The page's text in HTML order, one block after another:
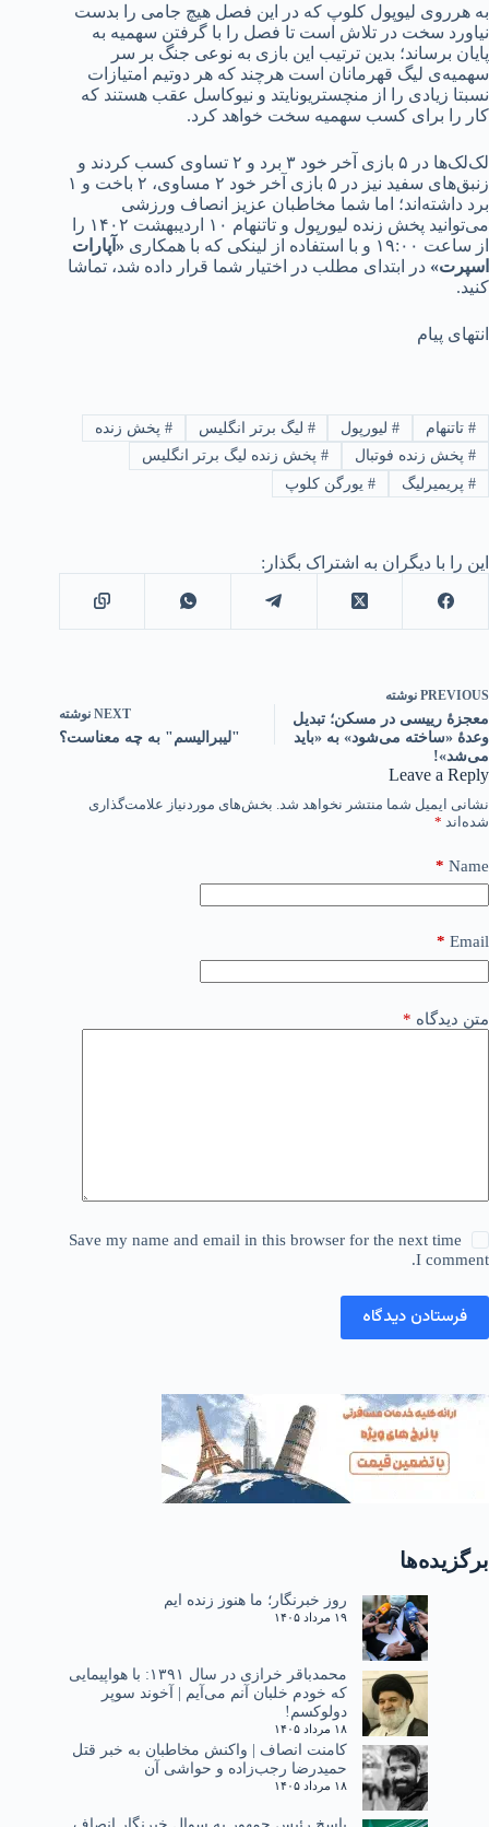
به هرروی لیوپول کلوپ که در این فصل هیچ جامی را بدست
نیاورد سخت در تلاش است تا فصل را با گرفتن سهمیه به
پایان برساند؛ بدین ترتیب این بازی به نوعی جنگ بر سر
سهمیه‎‌ی لیگ قهرمانان است هرچند که هر دوتیم امتیازات
نسبتا زیادی را از منچستریونایتد و نیوکاسل عقب هستند که
کار را برای کسب سهمیه سخت خواهد کرد.
لک‌لک‌ها در ۵ بازی آخر خود ۳ برد و ۲ تساوی کسب کردند و
زنبق‌های سفید نیز در ۵ بازی آخر خود ۲ مساوی، ۲ باخت و ۱
برد داشته‌اند؛ اما شما مخاطبان عزیز انصاف ورزشی
می‌توانید پخش زنده لیورپول و تاتنهام ۱۰ اردیبهشت ۱۴۰۲ را
از ساعت ۱۹:۰۰ و با استفاده از لینکی که با همکاری
«آپارات
اسپرت» در ابتدای مطلب در اختیار شما قرار داده شد، تماشا
کنید.
انتهای پیام
#تاتنهام #لیورپول # لیگ برتر انگلیس # پخش زنده
#پخش زنده فوتبال #پخش زنده لیگ برتر انگلیس
#پریمیرلیگ #یورگن کلوپ
این را با دیگران به اشتراک بگذار:
PREVIOUS نوشته
معجزۀ رییسی در مسکن؛ تبدیل
وعدۀ «ساخته می‌شود» به «باید
می‌شد»!
NEXT نوشته
"لیبرالیسم" به چه معناست؟
Leave a Reply
نشانی ایمیل شما منتشر نخواهد شد. بخش‌های موردنیاز علامت‌گذاری
شده‌اند *
Name
*
Email
*
متن دیدگاه *
Save my name and email in this browser for the next time
I comment.
فرستادن دیدگاه
برگزیده‌ها
روز خبرنگار؛ ما هنوز زنده ایم
۱۹ مرداد ۱۴۰۵
محمدباقر خرازی در سال ۱۳۹۱: با هواپیمایی
که خودم خلبان آنم می‌آیم | آخوند سوپر
دولوکسم!
۱۸ مرداد ۱۴۰۵
کامنت انصاف | واکنش مخاطبان به خبر قتل
حمیدرضا رجب‌زاده و حواشی آن
۱۸ مرداد ۱۴۰۵